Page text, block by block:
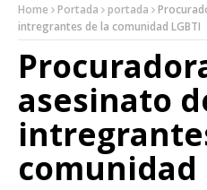
Home Portada portada
intregrantes de la comunidad LGBTI
asesinato
comunidad